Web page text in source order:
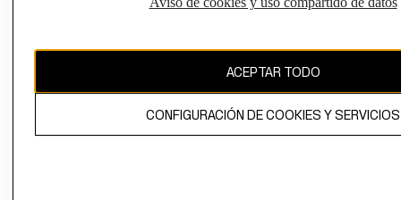
El contenido de esta página web está protegido por copyright y es
propiedad de H&M Hennes & Mauritz AB.ACEPTAR TODO
CONFIGURACIÓN DE COOKIES Y SERVICIOS